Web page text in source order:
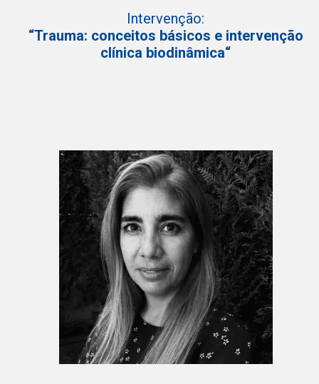
Intervenção:
“Trauma: conceitos básicos e intervenção
clínica biodinâmica“